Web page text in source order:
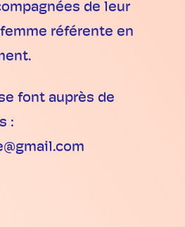
de leur
femme référente en
font auprès de
: